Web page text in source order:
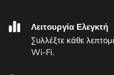
Λειτουργία Ελεγκτή
Συλλέξτε κάθε
Wi-Fi.